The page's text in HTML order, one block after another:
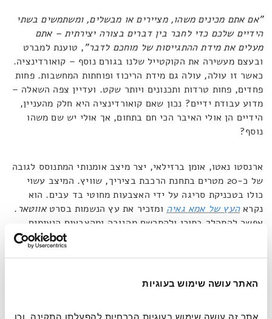
האתר עושה שימוש בעוגיות
"אם אתם מכינים משהו, מציירים או מבשלים, ומשתמשים בשתי
הידיים שלכם כדי לחבר בין דברים בצורה יצירתית – אתם
מעלים את מידת ההתגייסות של מוחכם לדבר", טוענת למברט
ובעצם מעשירה את הקוקטייל שלנו בגורם נוסף – קואורדינציה.
כאשר זו עולה, עולה גם מידת הריכוז ופוחתות המחשבות. פחות
פחדים, פחות טרדות ותכנונים ויותר שקט. ועדיין צפה השאלה –
מדוע עבודת ידיים? נכון שאם קואורדינציה היא חלק מהעניין,
הידיים הן אולי האיבר הכי חם בתחום, אך אולי יש שם משהו
נוסף?
ארנסטו נאטו, אומן ברזילאי, יצר מיצב אומנותי המתנוסס לגובה
של כ-20 מטרים בתחנת הרכבת בציריך, שוויץ. המיצב עשוי
כולו בטכניקת סריגה על ידי האצבעות מחוטי בד עבים. הוא
נקראהעץ של אמא גאיה ומזכיר את עץ הנשמות בסרטאווטאר .
אפשר להתהלך בתוכו ולהתרשם מהגובה ומהצבעים הנעימים,
לגעת בבדים ולהריח שקיות תבלינים ארומטיות התלויות ממנו
כפירות. מעין נווה מדבר חושי באמצע חלל ציבורי עסוק. עבודתו
מדוע עבודת כפיים קוסמת לנו כפי שהיא.